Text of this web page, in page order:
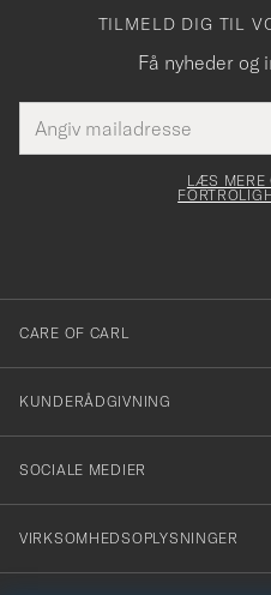
TILMELD DIG TIL
Få nyheder og
mailadresse
skal
Tack
för
dig
till
vårt
nyhetsbrev!
LÆS MERE
CARE OF CARL
KUNDERÅDGIVNING
SOCIALE MEDIER
VIRKSOMHEDSOPLYSNINGER